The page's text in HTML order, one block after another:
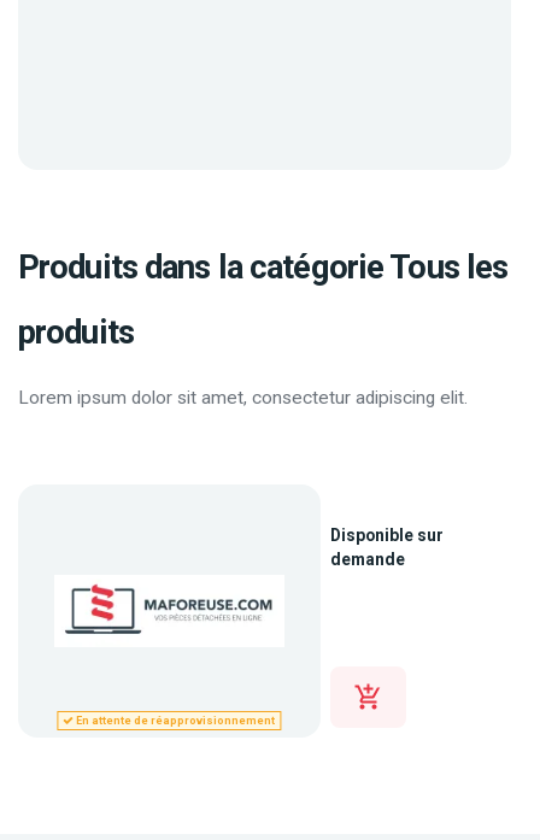
Produits dans la catégorie Tous les
produits
Lorem ipsum dolor sit amet, consectetur adipiscing elit.
En attente de réapprovisionnement
Disponible sur
demande